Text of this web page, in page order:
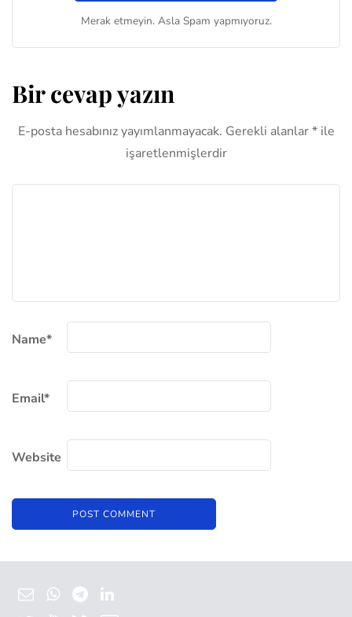
Merak etmeyin. Asla Spam yapmıyoruz.
Bir cevap yazın
E-posta hesabınız yayımlanmayacak. Gerekli alanlar*ile
işaretlenmişlerdir
Name*
Email*
Website